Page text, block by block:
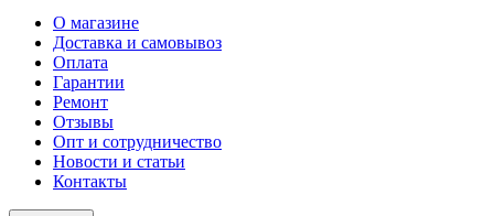
О магазине
Доставка и самовывоз
Оплата
Гарантии
Ремонт
Отзывы
Опт и сотрудничество
Новости и статьи
Контакты